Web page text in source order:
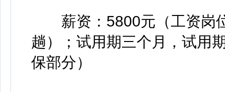
薪资：5800元（工资岗
趟）；试用期三个月，试用
保部分）